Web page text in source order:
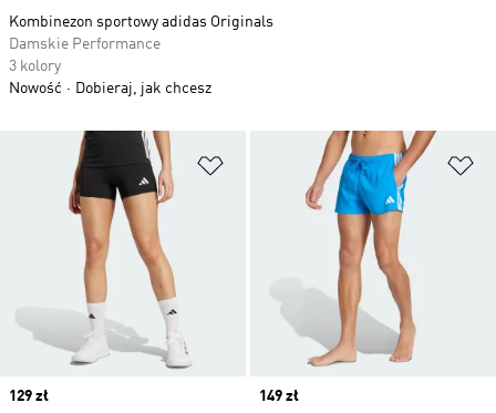
Dodaj do listy życzeń
Price
129 zł
Price
149 zł
Kombinezon sportowy adidas Originals
Damskie Performance
3 kolory
Nowość
Dobieraj, jak chcesz